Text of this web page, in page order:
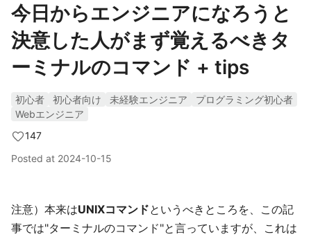
今日からエンジニアになろうと
決意した人がまず覚えるべきタ
ーミナルのコマンド + tips
初心者 初心者向け 未経験エンジニア
プログラミング初心者
Webエンジニア
147
Posted at 2024-10-15
注意）本来はUNIXコマンドというべきところを、この記
事では"ターミナルのコマンド"と言っていますが、これは